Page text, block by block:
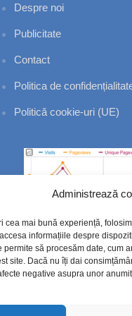
Administrează
cea mai bună experiență,
informațiile despre
permite să procesăm date, cum
site. Dacă nu îți dai
negative asupra unor
Despre noi
Publicitate
Contact
Politica de
Politică cookie-uri (UE)